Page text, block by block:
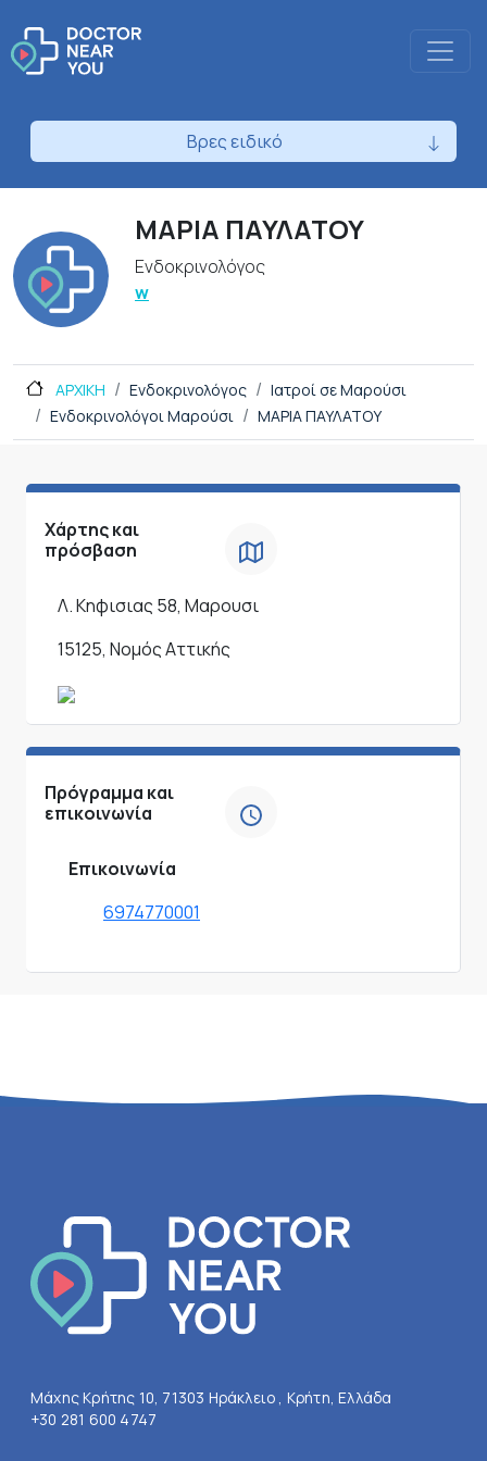
Βρες ειδικό
ΜΑΡΙΑ ΠΑΥΛΑΤΟΥ
Ενδοκρινολόγος
w
ΑΡΧΙΚΗ Ενδοκρινολόγος
Ιατροί σε Μαρούσι
Ενδοκρινολόγοι Μαρούσι
ΜΑΡΙΑ ΠΑΥΛΑΤΟΥ
Χάρτης και
πρόσβαση
Λ. Κηφισιας 58, Μαρουσι
15125, Νομός Αττικής
Πρόγραμμα και
επικοινωνία
Επικοινωνία
6974770001
Μάχης Κρήτης 10, 71303 Ηράκλειο , Κρήτη, Ελλάδα
+30 281 600 4747